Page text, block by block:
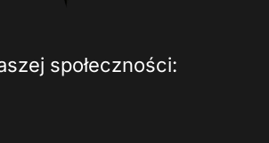
społeczności: